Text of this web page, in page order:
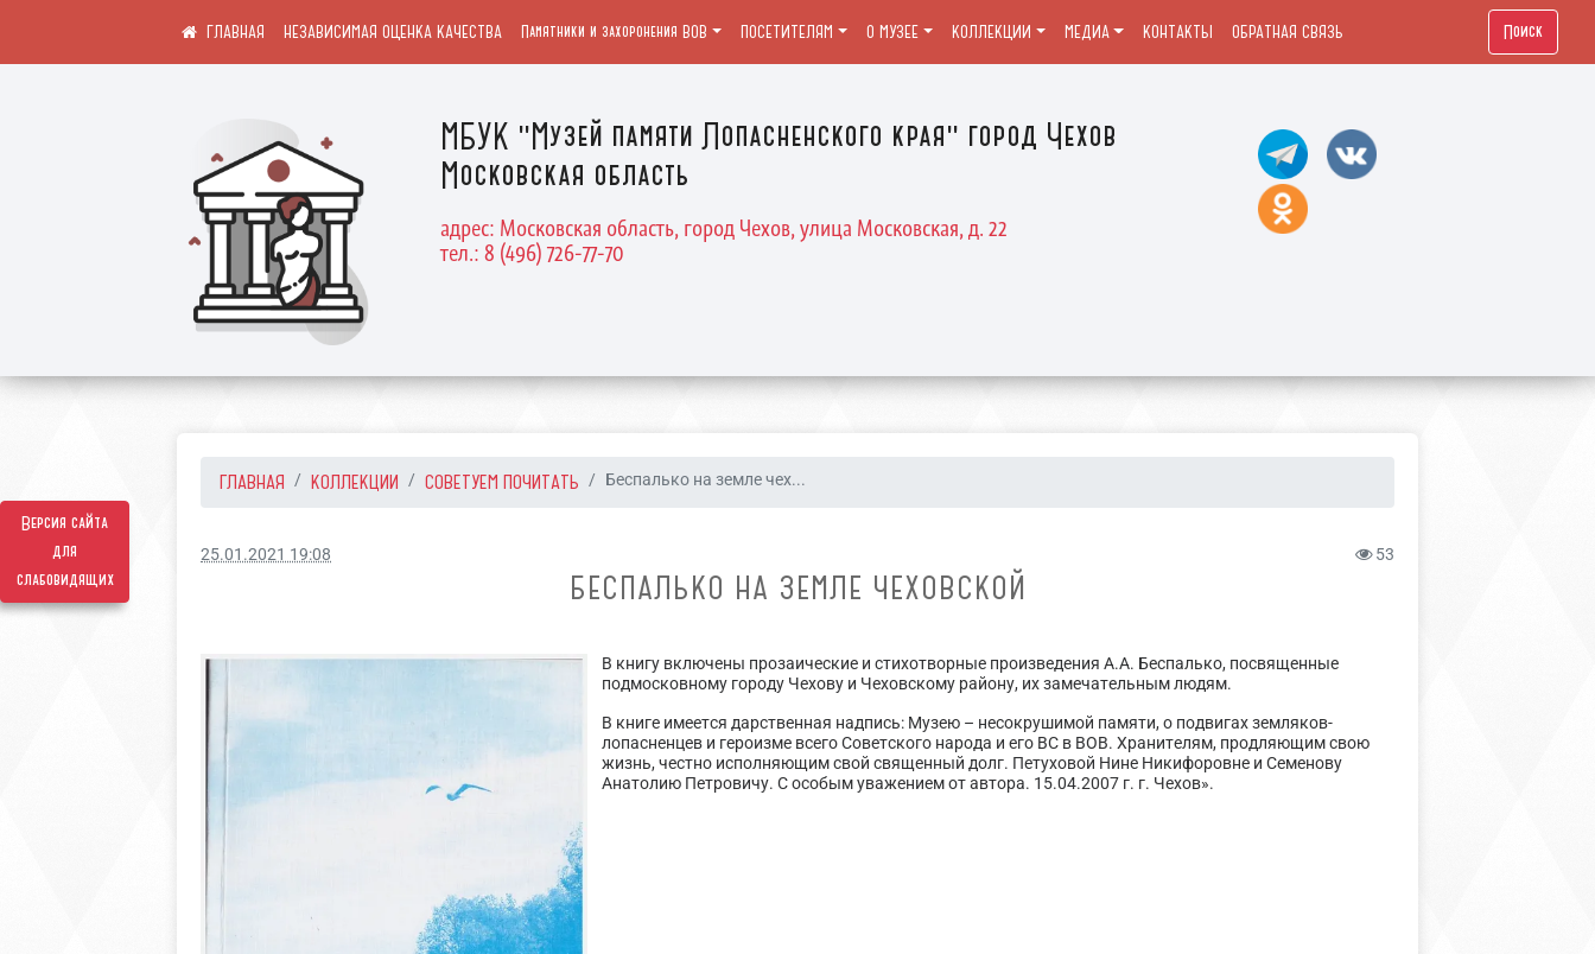
Версия сайта
для
слабовидящих
МБУК "Музей памяти Лопасненского края" город Чехов
Московская область
адрес: Московская область, город Чехов, улица Московская, д. 22
тел.: 8 (496) 726-77-70
НЕЗАВИСИМАЯ ОЦЕНКА КАЧЕСТВА Памятники и захоронения ВОВ ПОСЕТИТЕЛЯМ О МУЗЕЕ КОЛЛЕКЦИИ МЕДИА КОНТАКТЫ ОБРАТНАЯ СВЯЗЬ Поиск
ГЛАВНАЯ КОЛЛЕКЦИИ СОВЕТУЕМ ПОЧИТАТЬ Беспалько на земле чех...
25.01.2021 19:08 53
БЕСПАЛЬКО НА ЗЕМЛЕ ЧЕХОВСКОЙ
В книгу включены прозаические и стихотворные произведения А.А. Беспалько, посвященные
подмосковному городу Чехову и Чеховскому району, их замечательным людям.
В книге имеется дарственная надпись: Музею – несокрушимой памяти, о подвигах земляков-
лопасненцев и героизме всего Советского народа и его ВС в ВОВ. Хранителям, продляющим свою
жизнь, честно исполняющим свой священный долг. Петуховой Нине Никифоровне и Семенову
Анатолию Петровичу. С особым уважением от автора. 15.04.2007 г. г. Чехов».